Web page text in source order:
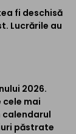
fi deschisă
Lucrările au
2026.
mai
păstrate